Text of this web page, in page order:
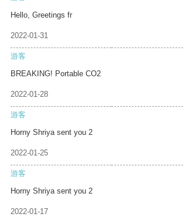
Hello, Greetings fr
2022-01-31
游客
BREAKING! Portable CO2
2022-01-28
游客
Horny Shriya sent you 2
2022-01-25
游客
Horny Shriya sent you 2
2022-01-17